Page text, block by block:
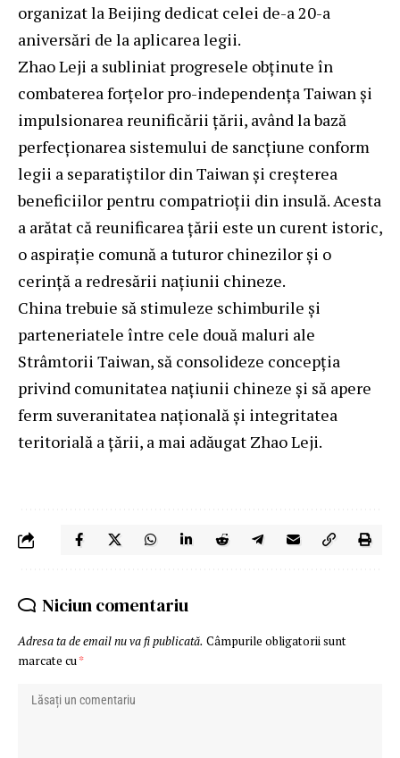
organizat la Beijing dedicat celei de-a 20-a
aniversări de la aplicarea legii.
Zhao Leji a subliniat progresele obținute în
combaterea forțelor pro-independența Taiwan și
impulsionarea reunificării țării, având la bază
perfecționarea sistemului de sancțiune conform
legii a separatiștilor din Taiwan și creșterea
beneficiilor pentru compatrioții din insulă. Acesta
a arătat că reunificarea țării este un curent istoric,
o aspirație comună a tuturor chinezilor și o
cerință a redresării națiunii chineze.
China trebuie să stimuleze schimburile și
parteneriatele între cele două maluri ale
Strâmtorii Taiwan, să consolideze concepția
privind comunitatea națiunii chineze și să apere
ferm suveranitatea națională și integritatea
teritorială a țării, a mai adăugat Zhao Leji.
Niciun comentariu
Adresa ta de email nu va fi publicată. Câmpurile obligatorii sunt
marcate cu*